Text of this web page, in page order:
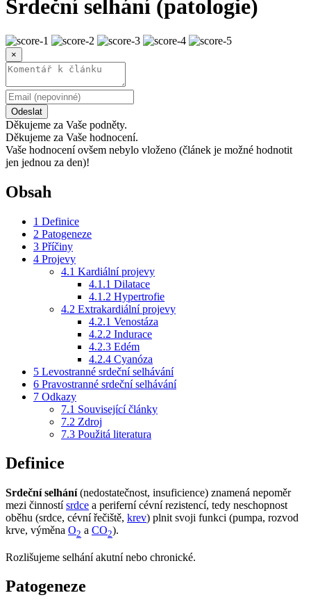
Srdeční selhání (patologie)
×
Odeslat
Děkujeme za Vaše podněty.
Děkujeme za Vaše hodnocení.
Vaše hodnocení ovšem nebylo vloženo (článek je možné hodnotit
jen jednou za den)!
Obsah
1 Definice
2 Patogeneze
3 Příčiny
4 Projevy
4.1 Kardiální projevy
4.1.1 Dilatace
4.1.2 Hypertrofie
4.2 Extrakardiální projevy
4.2.1 Venostáza
4.2.2 Indurace
4.2.3 Edém
4.2.4 Cyanóza
5 Levostranné srdeční selhávání
6 Pravostranné srdeční selhávání
7 Odkazy
7.1 Související články
7.2 Zdroj
7.3 Použitá literatura
Definice
Srdeční selhání(nedostatečnost, insuficience) znamená nepoměr
mezi činnostísrdce a periferní cévní rezistencí, tedy neschopnost
oběhu (srdce, cévní řečiště, krev) plnit svoji funkci (pumpa, rozvod
krve, výměna O2 a CO2).
Rozlišujeme selhání akutní nebo chronické.
Patogeneze